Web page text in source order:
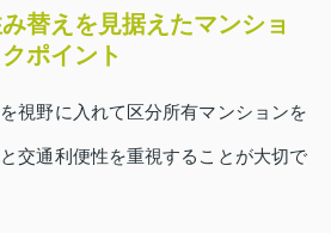
替えを見据えたマンショ
ポイント
視野に入れて区分所有マンションを
交通利便性を重視することが大切で